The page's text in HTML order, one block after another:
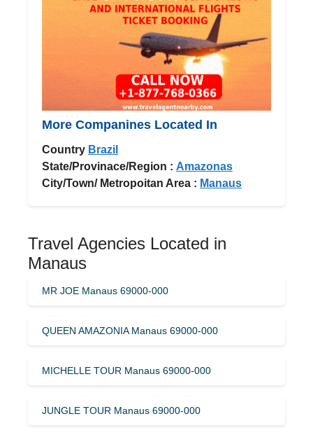
More Companines Located In
Country Brazil
State/Provinace/Region : Amazonas
City/Town/ Metropoitan Area : Manaus
Travel Agencies Located in
Manaus
MR JOE Manaus 69000-000
QUEEN AMAZONIA Manaus 69000-000
MICHELLE TOUR Manaus 69000-000
JUNGLE TOUR Manaus 69000-000